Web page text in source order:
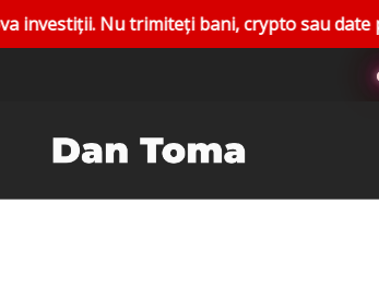
Nu trimiteți bani, crypto sau date